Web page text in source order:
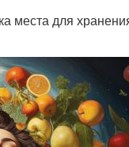
места для